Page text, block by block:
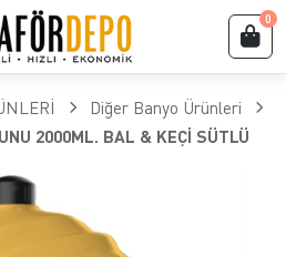
0
Diğer Banyo Ürünleri
2000ML. BAL & KEÇİ SÜTLÜ